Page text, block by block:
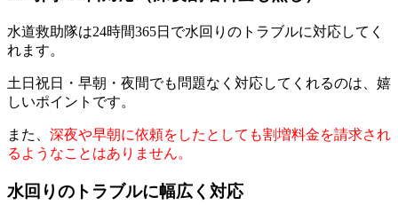
水道救助隊は24時間365日で水回りのトラブルに対応してく
れます。
土日祝日・早朝・夜間でも問題なく対応してくれるのは、嬉
しいポイントです。
また、 深夜や早朝に依頼をしたとしても割増料金を請求され
るようなことはありません。
水回りのトラブルに幅広く対応